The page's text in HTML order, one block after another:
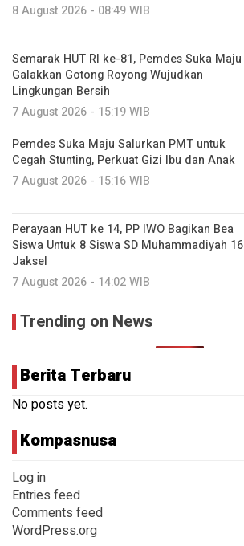
8 August 2026 - 08:49 WIB
Semarak HUT RI ke-81, Pemdes Suka Maju
Galakkan Gotong Royong Wujudkan
Lingkungan Bersih
7 August 2026 - 15:19 WIB
Pemdes Suka Maju Salurkan PMT untuk
Cegah Stunting, Perkuat Gizi Ibu dan Anak
7 August 2026 - 15:16 WIB
Perayaan HUT ke 14, PP IWO Bagikan Bea
Siswa Untuk 8 Siswa SD Muhammadiyah 16
Jaksel
7 August 2026 - 14:02 WIB
Trending on News
Berita Terbaru
No posts yet.
Kompasnusa
Log in
Entries feed
Comments feed
WordPress.org